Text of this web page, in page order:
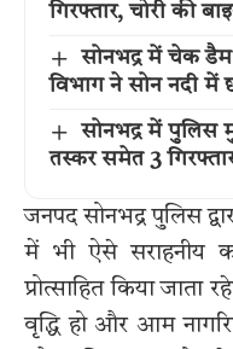
गिरफ्तार, चोरी की
सोनभद्र में चेक
विभाग ने सोन नदी में
सोनभद्र में पुलिस
तस्कर समेत 3
जनपद सोनभद्र पुलिस
में भी ऐसे सराहनीय
प्रोत्साहित किया
वृद्धि हो और आम